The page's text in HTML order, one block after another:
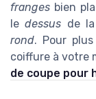
franges bien
ledessus de
rond. Pour
coiffure à votre
de coupe pour